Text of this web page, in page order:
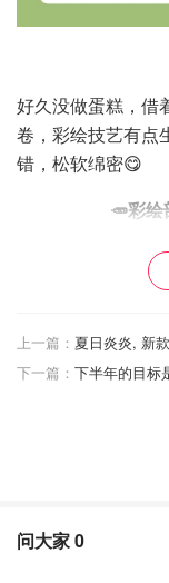
好久没做蛋糕，借
卷，彩绘技艺有点
错，松软绵密😋
🥕彩绘
做法：
上一篇：
下一篇： 下半年的目
问大家0